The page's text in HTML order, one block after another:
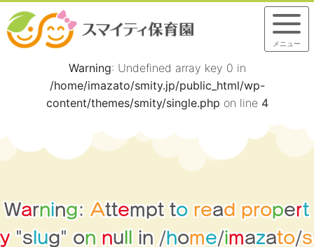
Warning: Undefined array key 0 in
/home/imazato/smity.jp/public_html/wp-
content/themes/smity/single.php on line 4
Warning:Attempt to read propert
y"s ug"on nu in/home/imazato/s
メニュー